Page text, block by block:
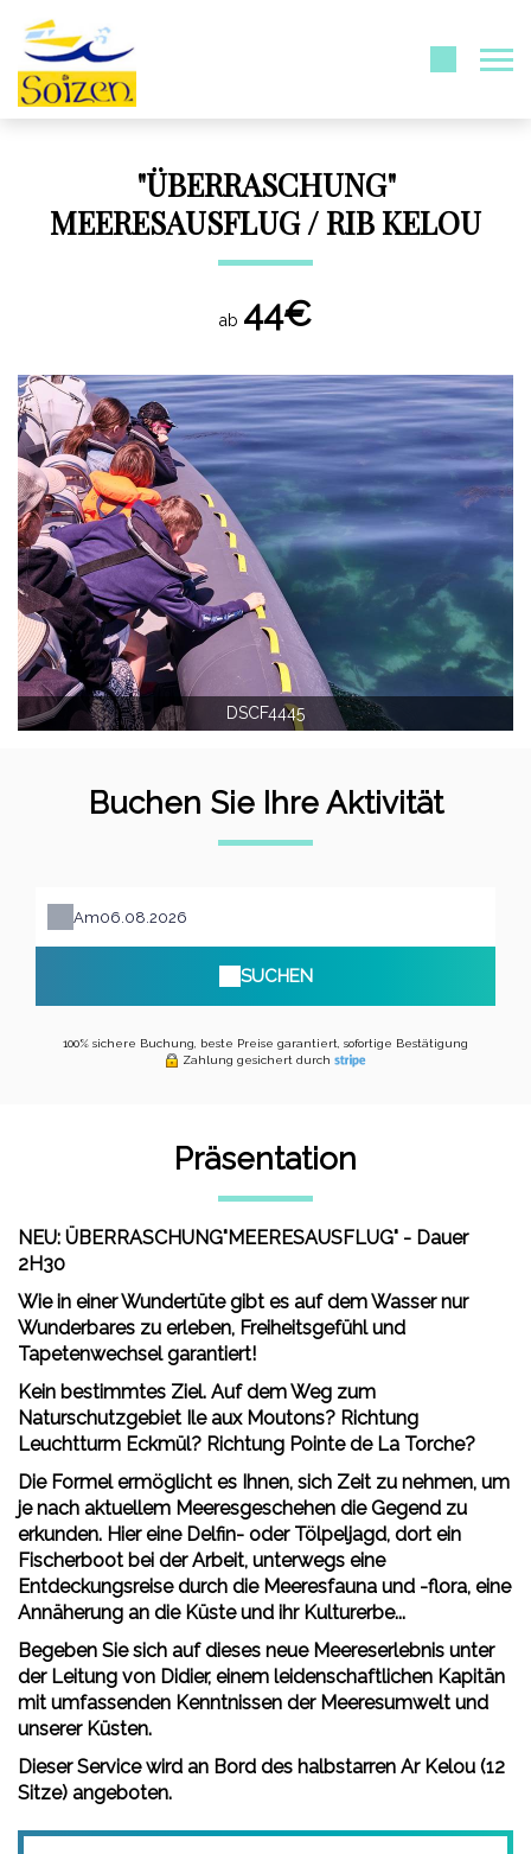
"ÜBERRASCHUNG"
MEERESAUSFLUG / RIB KELOU
ab 44€
DSCF4445
Buchen Sie Ihre Aktivität
Am
SUCHEN
100% sichere Buchung, beste Preise garantiert, sofortige Bestätigung
Zahlung gesichert durch
Präsentation
NEU: ÜBERRASCHUNG"MEERESAUSFLUG" - Dauer
2H30
Wie in einer Wundertüte gibt es auf dem Wasser nur
Wunderbares zu erleben, Freiheitsgefühl und
Tapetenwechsel garantiert!
Kein bestimmtes Ziel. Auf dem Weg zum
Naturschutzgebiet Ile aux Moutons? Richtung
Leuchtturm Eckmül? Richtung Pointe de La Torche?
Die Formel ermöglicht es Ihnen, sich Zeit zu nehmen, um
je nach aktuellem Meeresgeschehen die Gegend zu
erkunden. Hier eine Delfin- oder Tölpeljagd, dort ein
Fischerboot bei der Arbeit, unterwegs eine
Entdeckungsreise durch die Meeresfauna und -flora, eine
Annäherung an die Küste und ihr Kulturerbe...
Begeben Sie sich auf dieses neue Meereserlebnis unter
der Leitung von Didier, einem leidenschaftlichen Kapitän
mit umfassenden Kenntnissen der Meeresumwelt und
unserer Küsten.
Dieser Service wird an Bord des halbstarren Ar Kelou (12
Sitze) angeboten.